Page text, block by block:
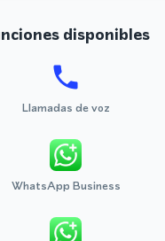
disponibles
Llamadas de voz
WhatsApp Business